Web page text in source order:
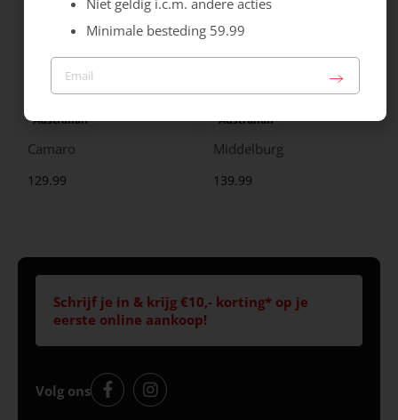
Australian
Camaro
129.99
Australian
Middelburg
139.99
Schrijf je in & krijg €10,- korting* op je
eerste online aankoop!
Volg ons
Niet geldig i.c.m. andere acties
Minimale besteding 59.99